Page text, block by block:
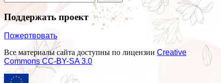
Поддержать проект
Пожертвовать
Все материалы сайта доступны по лицензии Creative
Commons СС-BY-SA 3.0